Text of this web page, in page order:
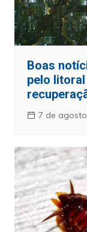
Boas
pelo
7 de